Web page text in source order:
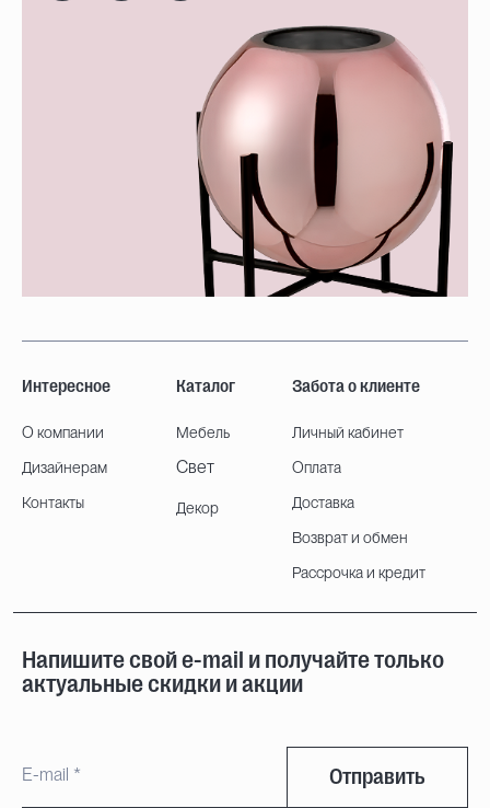
Интересное
О компании
Дизайнерам
Контакты
Каталог
Мебель
Свет
Декор
Забота о клиенте
Личный кабинет
Оплата
Доставка
Возврат и обмен
Рассрочка и кредит
Напишите свой e-mail и получайте только
актуальные скидки и акции
Отправить